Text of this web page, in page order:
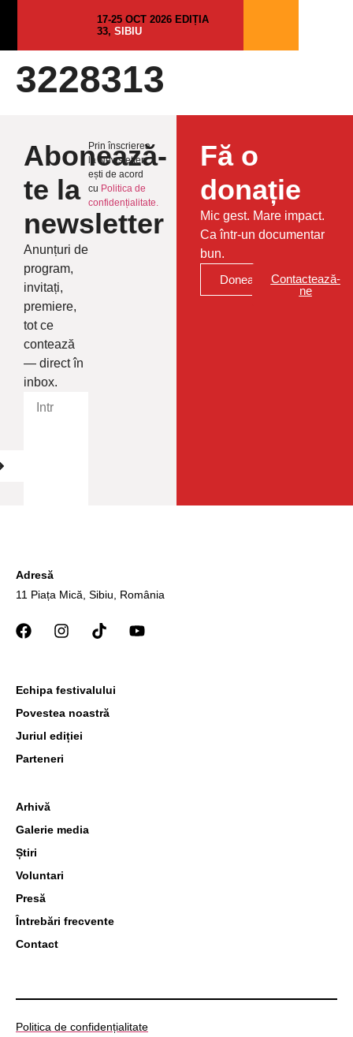
17-25 OCT 2026 EDIȚIA
33, SIBIU
3228313
Abonează-
te la
newsletter
Anunțuri de
program,
invitați,
premiere,
tot ce
contează
— direct în
inbox.
Prin înscrierea
la Newsletter
ești de acord
cu Politica de
confidențialitate.
Fă o
donație
Mic gest. Mare impact.
Ca într-un documentar
bun.
Donează
Contactează-
ne
Adresă
11 Piața Mică, Sibiu, România
Arhivă
Galerie media
Știri
Voluntari
Presă
Întrebări frecvente
Contact
Echipa festivalului
Povestea noastră
Juriul ediției
Parteneri
Politica de confidențialitate